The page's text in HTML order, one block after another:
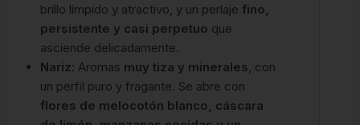
brillo límpido y atractivo, y un perlaje fino,
persistente y casi perpetuo que
asciende delicadamente.
Nariz: Aromas muy tiza y minerales, con
un perfil puro y fragante. Se abre con
flores de melocotón blanco, cáscara